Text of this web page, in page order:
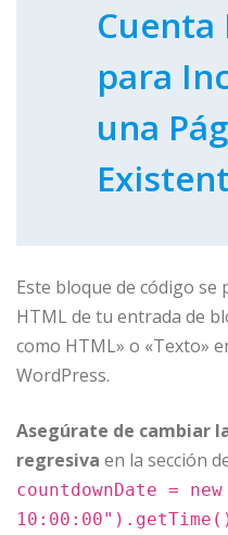
Cuenta
para
una
Este bloque de código
HTML de tu entrada de
como HTML» o «Texto»
WordPress.
Asegúrate de cambiar
regresiva en la sección
countdownDate =